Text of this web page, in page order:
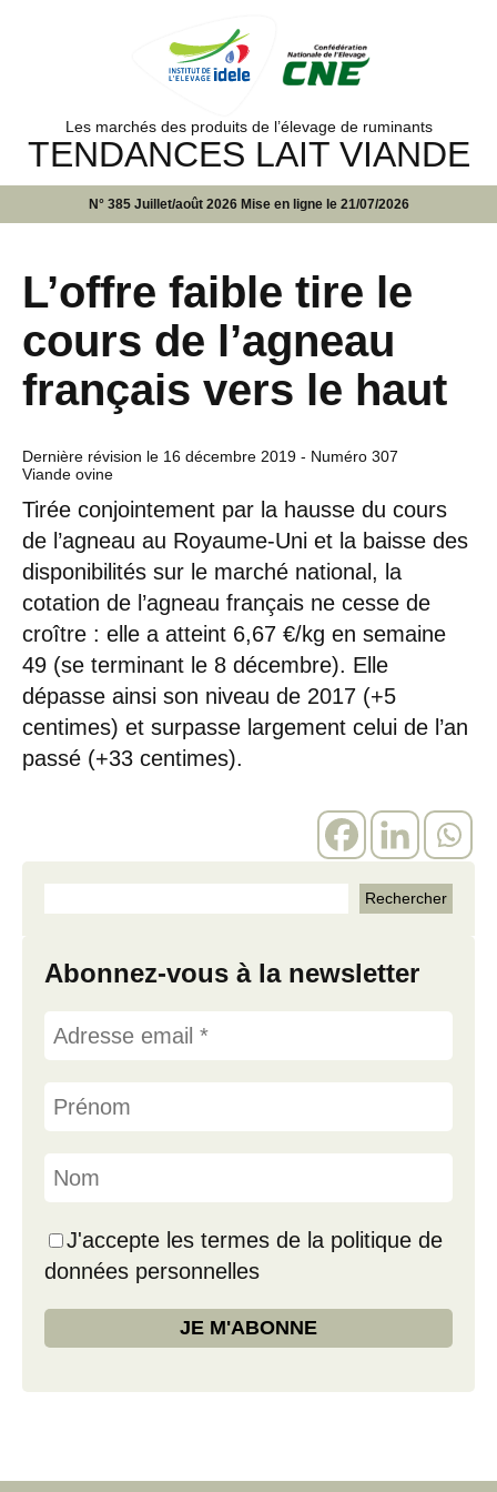
Les marchés des produits de l’élevage de ruminants
TENDANCES LAIT VIANDE
N° 385 Juillet/août 2026 Mise en ligne le 21/07/2026
L’offre faible tire le
cours de l’agneau
français vers le haut
Dernière révision le 16 décembre 2019 - Numéro 307
Viande ovine
Tirée conjointement par la hausse du cours
de l’agneau au Royaume-Uni et la baisse des
disponibilités sur le marché national, la
cotation de l’agneau français ne cesse de
croître : elle a atteint 6,67 €/kg en semaine
49 (se terminant le 8 décembre). Elle
dépasse ainsi son niveau de 2017 (+5
centimes) et surpasse largement celui de l’an
passé (+33 centimes).
Abonnez-vous à la newsletter
J'accepte les termes de la politique de
données personnelles